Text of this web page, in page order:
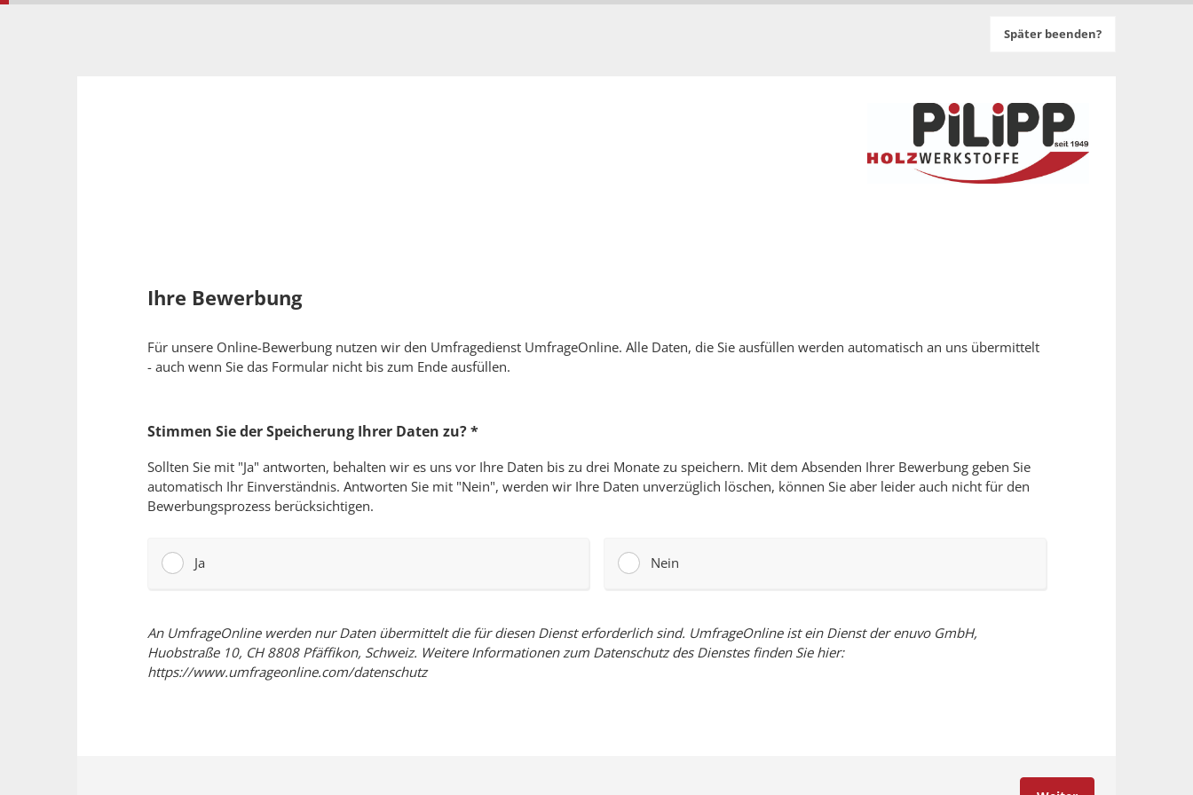
Später beenden?
Ihre Bewerbung
Für unsere Online-Bewerbung nutzen wir den Umfragedienst UmfrageOnline. Alle Daten, die Sie ausfüllen werden automatisch an uns übermittelt
- auch wenn Sie das Formular nicht bis zum Ende ausfüllen.
Stimmen Sie der Speicherung Ihrer Daten zu?*
Sollten Sie mit "Ja" antworten, behalten wir es uns vor Ihre Daten bis zu drei Monate zu speichern. Mit dem Absenden Ihrer Bewerbung geben Sie
automatisch Ihr Einverständnis. Antworten Sie mit "Nein", werden wir Ihre Daten unverzüglich löschen, können Sie aber leider auch nicht für den
Bewerbungsprozess berücksichtigen.
Ja Nein
An UmfrageOnline werden nur Daten übermittelt die für diesen Dienst erforderlich sind. UmfrageOnline ist ein Dienst der enuvo GmbH,
Huobstraße 10, CH 8808 Pfäffikon, Schweiz. Weitere Informationen zum Datenschutz des Dienstes finden Sie hier:
https://www.umfrageonline.com/datenschutz